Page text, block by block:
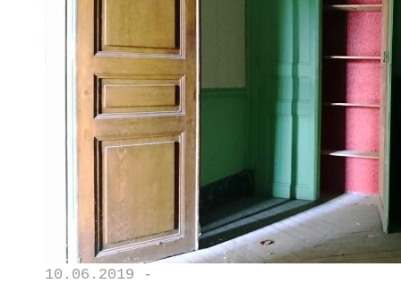
10.06.2019 -